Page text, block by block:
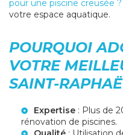
pour une piscine creusée ?
votre espace aquatique.
POURQUOI
VOTRE
SAINT-
Expertise : Plus de
rénovation de piscines.